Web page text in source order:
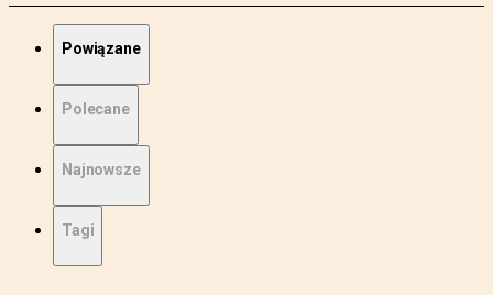
Powiązane
Polecane
Najnowsze
Tagi